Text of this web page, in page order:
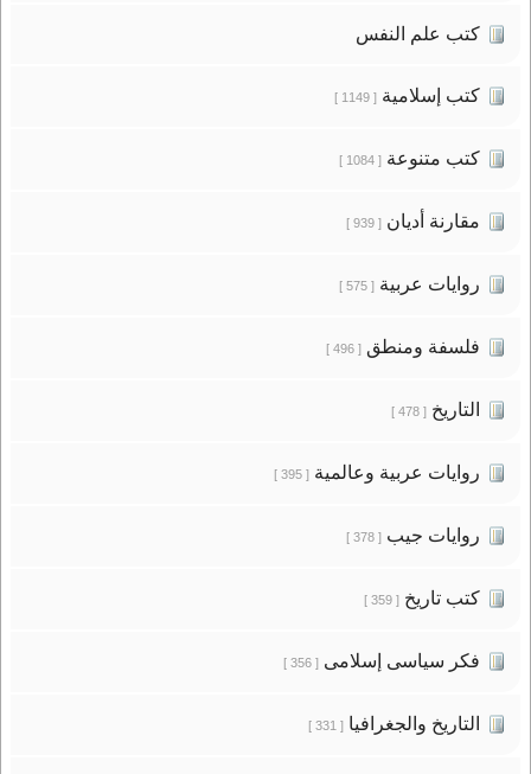
كتب علم النفس
كتب إسلامية[ 1149 ]
كتب متنوعة[ 1084 ]
مقارنة أديان[ 939 ]
روايات عربية[ 575 ]
فلسفة ومنطق[ 496 ]
التاريخ[ 478 ]
روايات عربية وعالمية[ 395 ]
روايات جيب[ 378 ]
كتب تاريخ[ 359 ]
فكر سياسى إسلامى[ 356 ]
التاريخ والجغرافيا[ 331 ]